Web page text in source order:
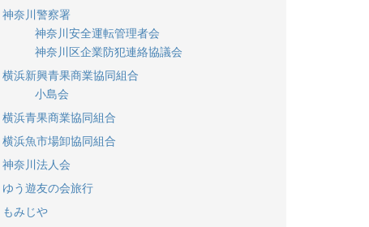
神奈川警察署
神奈川安全運転管理者会
神奈川区企業防犯連絡協議会
横浜新興青果商業協同組合
小島会
横浜青果商業協同組合
横浜魚市場卸協同組合
神奈川法人会
ゆう遊友の会旅行
もみじや